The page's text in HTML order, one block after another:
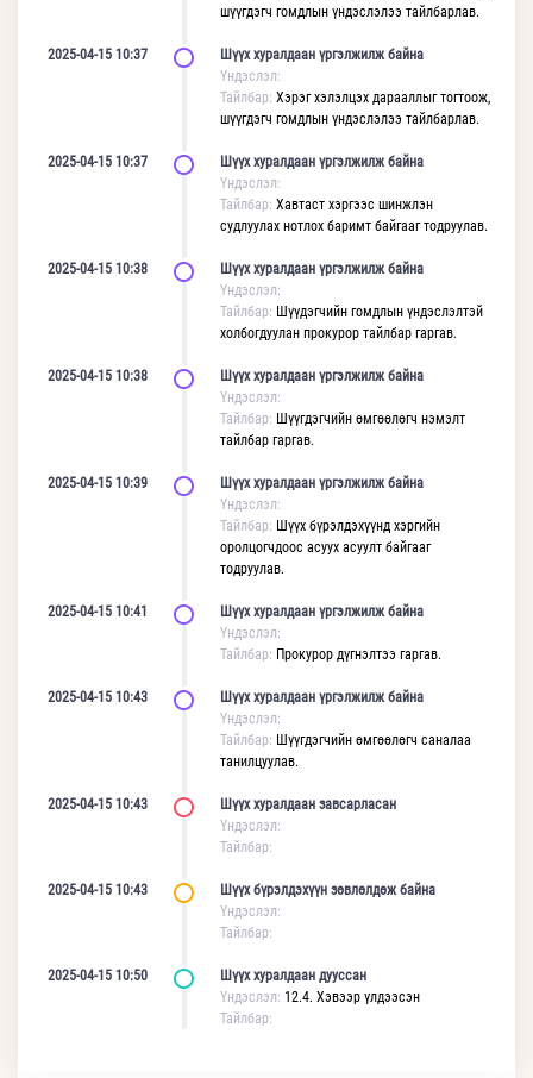
шүүгдэгч гомдлын үндэслэлээ тайлбарлав.
2025-04-15 10:37
Шүүх хуралдаан үргэлжилж байна
Үндэслэл:
Тайлбар: Хэрэг хэлэлцэх дарааллыг тогтоож,
шүүгдэгч гомдлын үндэслэлээ тайлбарлав.
2025-04-15 10:37
Шүүх хуралдаан үргэлжилж байна
Үндэслэл:
Тайлбар: Хавтаст хэргээс шинжлэн
судлуулах нотлох баримт байгааг тодруулав.
2025-04-15 10:38
Шүүх хуралдаан үргэлжилж байна
Үндэслэл:
Тайлбар: Шүүдэгчийн гомдлын үндэслэлтэй
холбогдуулан прокурор тайлбар гаргав.
2025-04-15 10:38
Шүүх хуралдаан үргэлжилж байна
Үндэслэл:
Тайлбар: Шүүгдэгчийн өмгөөлөгч нэмэлт
тайлбар гаргав.
2025-04-15 10:39
Шүүх хуралдаан үргэлжилж байна
Үндэслэл:
Тайлбар: Шүүх бүрэлдэхүүнд хэргийн
оролцогчдоос асуух асуулт байгааг
тодруулав.
2025-04-15 10:41
Шүүх хуралдаан үргэлжилж байна
Үндэслэл:
Тайлбар: Прокурор дүгнэлтээ гаргав.
2025-04-15 10:43
Шүүх хуралдаан үргэлжилж байна
Үндэслэл:
Тайлбар: Шүүгдэгчийн өмгөөлөгч саналаа
танилцуулав.
2025-04-15 10:43
Шүүх хуралдаан завсарласан
Үндэслэл:
Тайлбар:
2025-04-15 10:43
Шүүх бүрэлдэхүүн зөвлөлдөж байна
Үндэслэл:
Тайлбар:
2025-04-15 10:50
Шүүх хуралдаан дууссан
Үндэслэл: 12.4. Хэвээр үлдээсэн
Тайлбар: